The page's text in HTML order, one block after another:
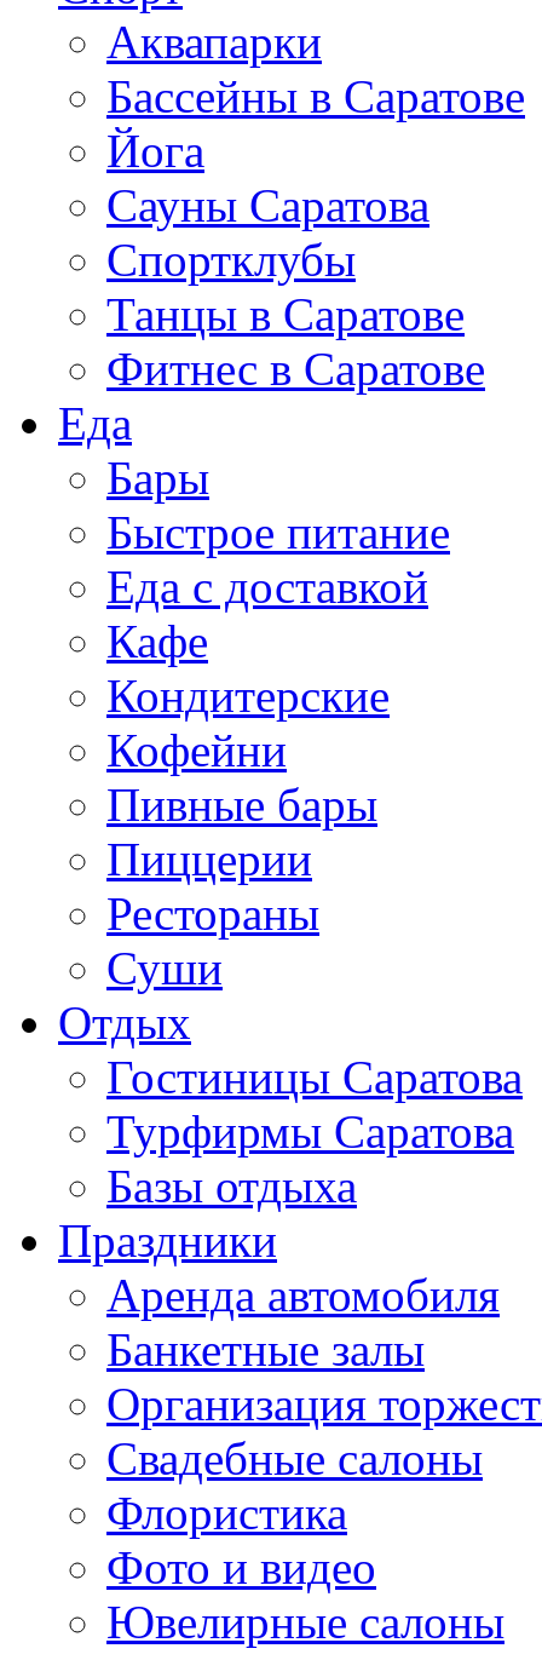
Аквапарки
Бассейны в Саратове
Йога
Сауны Саратова
Спортклубы
Танцы в Саратове
Фитнес в Саратове
Еда
Бары
Быстрое питание
Еда с доставкой
Кафе
Кондитерские
Кофейни
Пивные бары
Пиццерии
Рестораны
Суши
Отдых
Гостиницы Саратова
Турфирмы Саратова
Базы отдыха
Праздники
Аренда автомобиля
Банкетные залы
Организация
Свадебные салоны
Флористика
Фото и видео
Ювелирные салоны